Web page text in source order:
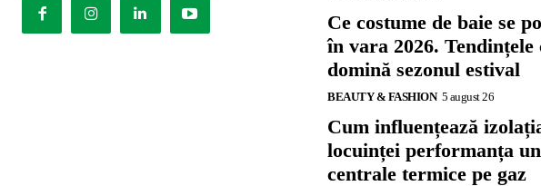
Ce costume de baie se
în vara 2026. Tendințele
domină sezonul estival
BEAUTY & FASHION 5 august 26
Cum influențează
locuinței performanța
centrale termice pe gaz